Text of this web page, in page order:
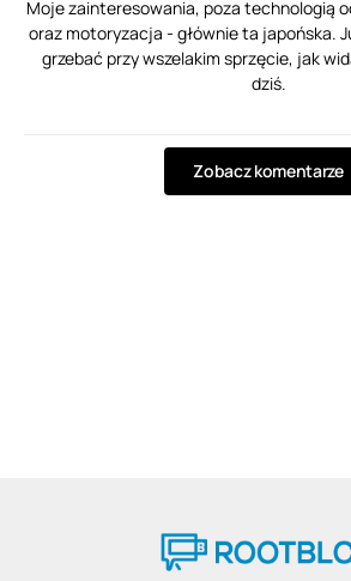
Moje zainteresowania, poza technologią
oraz motoryzacja - głównie ta japońska.
grzebać przy wszelakim sprzęcie, jak
dziś.
Zobacz komentarze